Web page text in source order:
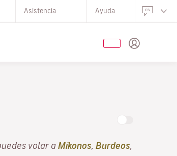
Asistencia Ayuda
volar a Míkonos Burdeos